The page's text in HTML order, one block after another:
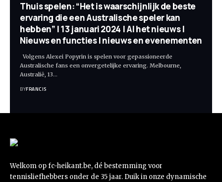
Thuis spelen: “Het is waarschijnlijk de beste
ervaring die een Australische speler kan
hebben” | 13 januari 2024 | Al het nieuws |
Nieuws en functies | nieuws en evenementen
Volgens Alexei Popyrin is spelen voor gepassioneerde
Australische fans een onvergetelijke ervaring. Melbourne,
Australië, 13…
BYFRANCIS
Welkom op fc-heikant.be, dé bestemming voor
tennisliefhebbers onder de 35 jaar. Duik in onze dynamische